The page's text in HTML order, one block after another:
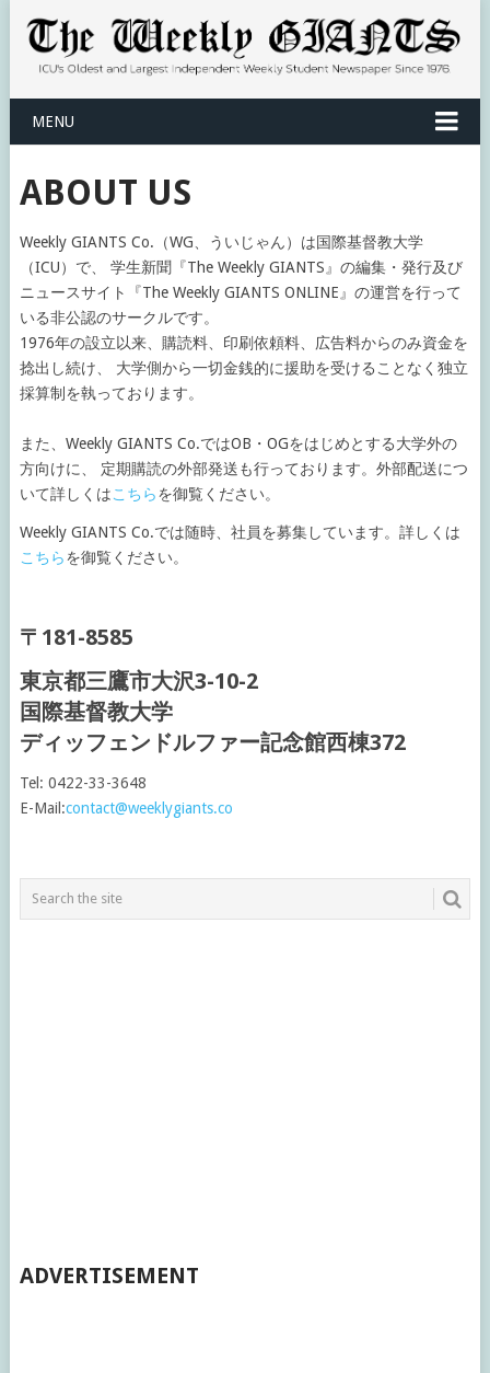
MENU
ABOUT US
Weekly GIANTS Co.（WG、ういじゃん）は国際基督教大学
（ICU）で、 学生新聞『The Weekly GIANTS』の編集・発行及び
ニュースサイト『The Weekly GIANTS ONLINE』の運営を行って
いる非公認のサークルです。
1976年の設立以来、購読料、印刷依頼料、広告料からのみ資金を
捻出し続け、 大学側から一切金銭的に援助を受けることなく独立
採算制を執っております。
また、Weekly GIANTS Co.ではOB・OGをはじめとする大学外の
方向けに、 定期購読の外部発送も行っております。外部配送につ
いて詳しくはこちらを御覧ください。
Weekly GIANTS Co.では随時、社員を募集しています。詳しくは
こちらを御覧ください。
〒181-8585
東京都三鷹市大沢3-10-2
国際基督教大学
ディッフェンドルファー記念館西棟372
Tel: 0422-33-3648
E-Mail:contact@weeklygiants.co
ADVERTISEMENT